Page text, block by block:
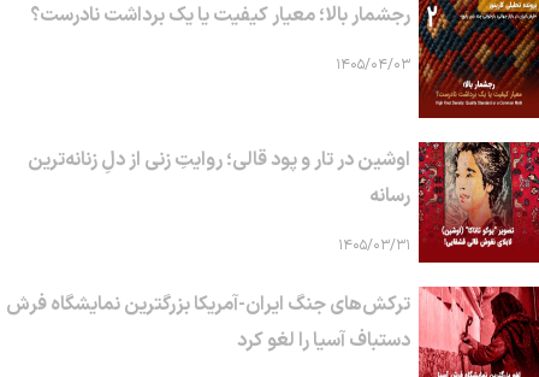
رجشمار بالا؛ معیار کیفیت یا یک برداشت نادرست؟
۱۴۰۵/۰۴/۰۳
اوشین در تار و پود قالی؛ روایتِ زنی از دلِ زنانه‌ترین
رسانه
۱۴۰۵/۰۳/۳۱
ترکش‌های جنگ ایران-آمریکا بزرگترین نمایشگاه فرش
دستباف آسیا را لغو کرد